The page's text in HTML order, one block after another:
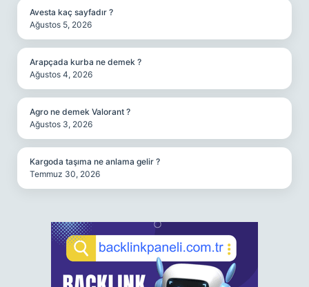
Avesta kaç sayfadır ?
Ağustos 5, 2026
Arapçada kurba ne demek ?
Ağustos 4, 2026
Agro ne demek Valorant ?
Ağustos 3, 2026
Kargoda taşıma ne anlama gelir ?
Temmuz 30, 2026